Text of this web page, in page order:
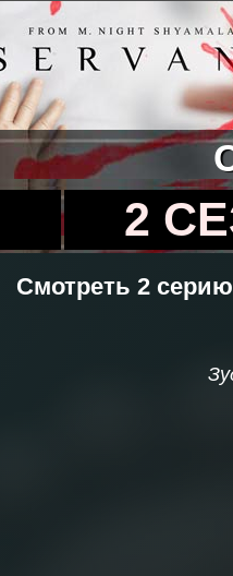
2
Смотреть 2